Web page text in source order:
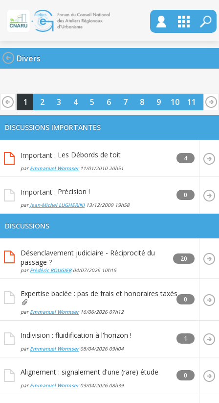
Divers
1 2 3 4 5 6 7 8 9 10 11
12
DISCUSSIONS IMPORTANTES
Important : Les Débords de toit
par Emmanuel Wormser11/01/2010 20h51
4
Important : Précision !
par Jean-Michel LUGHERINI13/12/2009 19h58
0
DISCUSSIONS
Désenclavement judiciaire - Réciprocité du
passage ?
par Frédéric ROUGIER04/07/2026 10h15
20
Expertise baclée : pas de frais et honoraires taxés
par Emmanuel Wormser16/06/2026 07h12
0
Indivision : fluidification à l'horizon !
par Emmanuel Wormser08/04/2026 09h04
1
Alignement : signalement d'une (rare) étude
par Emmanuel Wormser03/04/2026 08h39
0